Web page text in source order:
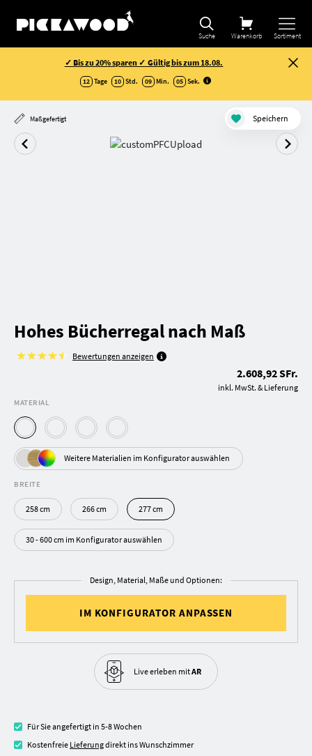
Suche Warenkorb Sortiment
✓ Bis zu 20% sparen ✓ Gültig bis zum 18.08.
12 Tage 10 Std. 09 Min. 04 Sek.
Maßgefertigt Speichern
Hohes Bücherregal nach Maß
Bewertungen anzeigen
2.608,92 SFr.
inkl. MwSt. & Lieferung
MATERIAL
Weitere Materialien im Konfigurator auswählen
BREITE
258 cm 266 cm 277 cm
30 - 600 cm im Konfigurator auswählen
Design, Material, Maße und Optionen:
IM KONFIGURATOR ANPASSEN
Live erleben mitAR
Für Sie angefertigt in 5-8 Wochen
Kostenfreie Lieferungdirekt ins Wunschzimmer